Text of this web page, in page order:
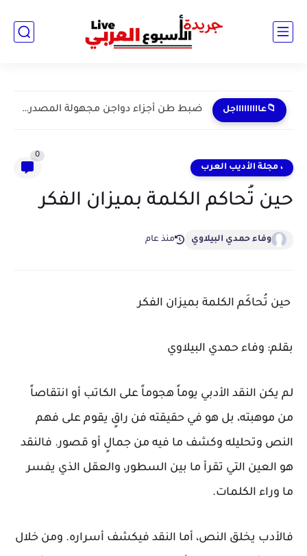
📁عاااااااااجل ضبط طن أجزاء دواجن مجهولة المصدر داخل مخزن غير مرخص...
، مجلة الأديب العرب
0
حين تُحاكم الكلمة بميزان الفكر
وفاء حمدي البيلاوي منذ عام
حين تُحاكَم الكلمة بميزان الفكر
بقلم: وفاء حمدي البيلاوي
لم يكن النقد الأدبي يوماً هجوماً على الكاتب أو انتقاصاً
من موهبته، بل هو في حقيقته فن راقٍ يقوم على فهم
النص وتحليله وكشف ما فيه من جمالٍ أو قصور. فالنقد
هو العين التي تقرأ ما بين السطور، والعقل الذي يفسر
ما وراء الكلمات.
فالأدب يخلق النص، أما النقد فيكشف أسراره. ومن خلال